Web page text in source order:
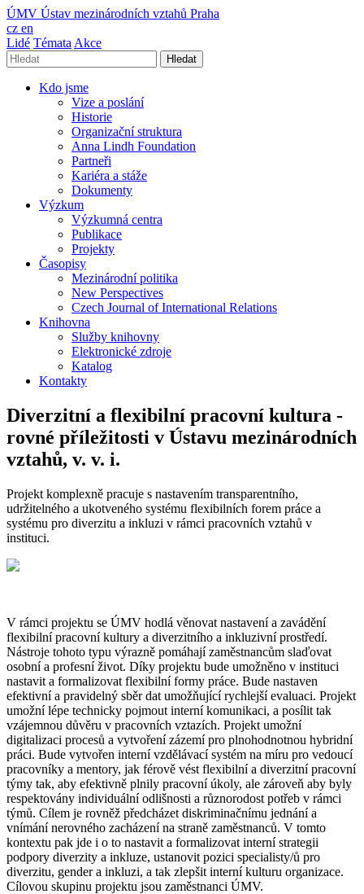
ÚMV Ústav mezinárodních vztahů Praha
cz en
Lidé Témata Akce
Hledat
Kdo jsme
Vize a poslání
Historie
Organizační struktura
Anna Lindh Foundation
Partneři
Kariéra a stáže
Dokumenty
Výzkum
Výzkumná centra
Publikace
Projekty
Časopisy
Mezinárodní politika
New Perspectives
Czech Journal of International Relations
Knihovna
Služby knihovny
Elektronické zdroje
Katalog
Kontakty
Diverzitní a flexibilní pracovní kultura -
rovné příležitosti v Ústavu mezinárodních
vztahů, v. v. i.
Projekt komplexně pracuje s nastavením transparentního,
udržitelného a ukotveného systému flexibilních forem práce a
systému pro diverzitu a inkluzi v rámci pracovních vztahů v
instituci.
V rámci projektu se ÚMV hodlá věnovat nastavení a zavádění
flexibilní pracovní kultury a diverzitního a inkluzivní prostředí.
Nástroje tohoto typu výrazně pomáhají zaměstnancům slaďovat
osobní a profesní život. Díky projektu bude umožněno v instituci
nastavit a formalizovat flexibilní formy práce. Bude nastaven
efektivní a pravidelný sběr dat umožňující rychlejší evaluaci. Projekt
umožní lépe technicky pojmout interní komunikaci, a posílit tak
vzájemnou důvěru v pracovních vztazích. Projekt umožní
digitalizaci procesů a vytvoření zázemí pro plnohodnotnou hybridní
práci. Bude vytvořen interní vzdělávací systém na míru pro vedoucí
pracovníky a mentory, jak férově vést flexibilní a diverzitní pracovní
týmy tak, aby efektivně plnily pracovní úkoly, ale zároveň aby byly
respektovány individuální odlišnosti a různorodost potřeb v rámci
týmů. Cílem je rovněž předcházet diskriminačnímu jednání a
vnímání nerovného zacházení na straně zaměstnanců. V tomto
kontextu pak jde i o to nastavit a formalizovat interní strategii
podpory diverzity a inkluze, ustanovit pozici specialisty/ů pro
diverzitu, gender a inkluzi, a tak zlepšit interní kulturu organizace.
Cílovou skupinu projektu jsou zaměstnanci ÚMV.